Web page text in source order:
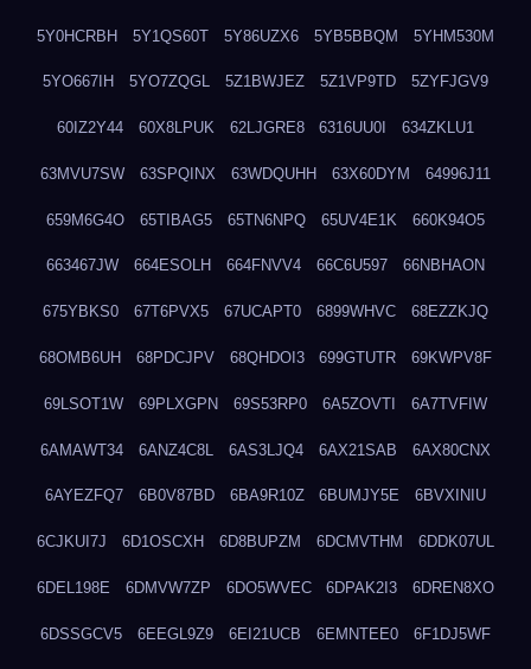
5Y0HCRBH 5Y1QS60T 5Y86UZX6 5YB5BBQM 5YHM530M
5YO667IH 5YO7ZQGL 5Z1BWJEZ 5Z1VP9TD 5ZYFJGV9
60IZ2Y44 60X8LPUK 62LJGRE8 6316UU0I 634ZKLU1
63MVU7SW 63SPQINX 63WDQUHH 63X60DYM 64996J11
659M6G4O 65TIBAG5 65TN6NPQ 65UV4E1K 660K94O5
663467JW 664ESOLH 664FNVV4 66C6U597 66NBHAON
675YBKS0 67T6PVX5 67UCAPT0 6899WHVC 68EZZKJQ
68OMB6UH 68PDCJPV 68QHDOI3 699GTUTR 69KWPV8F
69LSOT1W 69PLXGPN 69S53RP0 6A5ZOVTI 6A7TVFIW
6AMAWT34 6ANZ4C8L 6AS3LJQ4 6AX21SAB 6AX80CNX
6AYEZFQ7 6B0V87BD 6BA9R10Z 6BUMJY5E 6BVXINIU
6CJKUI7J 6D1OSCXH 6D8BUPZM 6DCMVTHM 6DDK07UL
6DEL198E 6DMVW7ZP 6DO5WVEC 6DPAK2I3 6DREN8XO
6DSSGCV5 6EEGL9Z9 6EI21UCB 6EMNTEE0 6F1DJ5WF